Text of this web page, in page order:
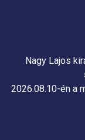
Nagy Lajos
2026.08.10-én a